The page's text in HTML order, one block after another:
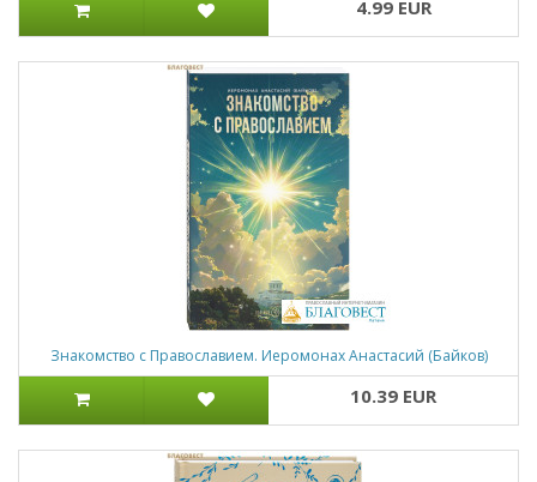
4.99 EUR
Знакомство с Православием. Иеромонах Анастасий (Байков)
10.39 EUR